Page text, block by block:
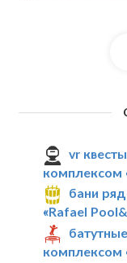
vr
комплексом
бани
«Rafael
комплексом